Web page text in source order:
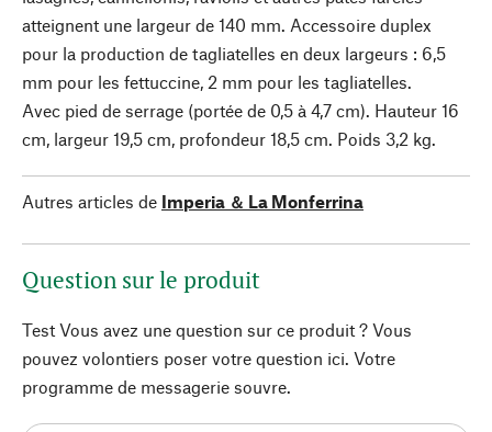
atteignent une largeur de 140 mm. Accessoire duplex
pour la production de tagliatelles en deux largeurs : 6,5
mm pour les fettuccine, 2 mm pour les tagliatelles.
Avec pied de serrage (portée de 0,5 à 4,7 cm). Hauteur 16
cm, largeur 19,5 cm, profondeur 18,5 cm. Poids 3,2 kg.
Autres articles de Imperia ＆ La Monferrina
Question sur le produit
Test Vous avez une question sur ce produit ? Vous
pouvez volontiers poser votre question ici. Votre
programme de messagerie souvre.